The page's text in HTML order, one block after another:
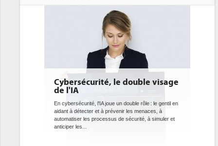
le double visage
un double rôle : le gentil en
les menaces, à
de sécurité, à simuler et
DEE: l'efficacité énergétique
bientôt une obligation pour
datacenters
Des datacenters plus durables et plus efficaces,
ce que recherchent les pouvoirs publics européens